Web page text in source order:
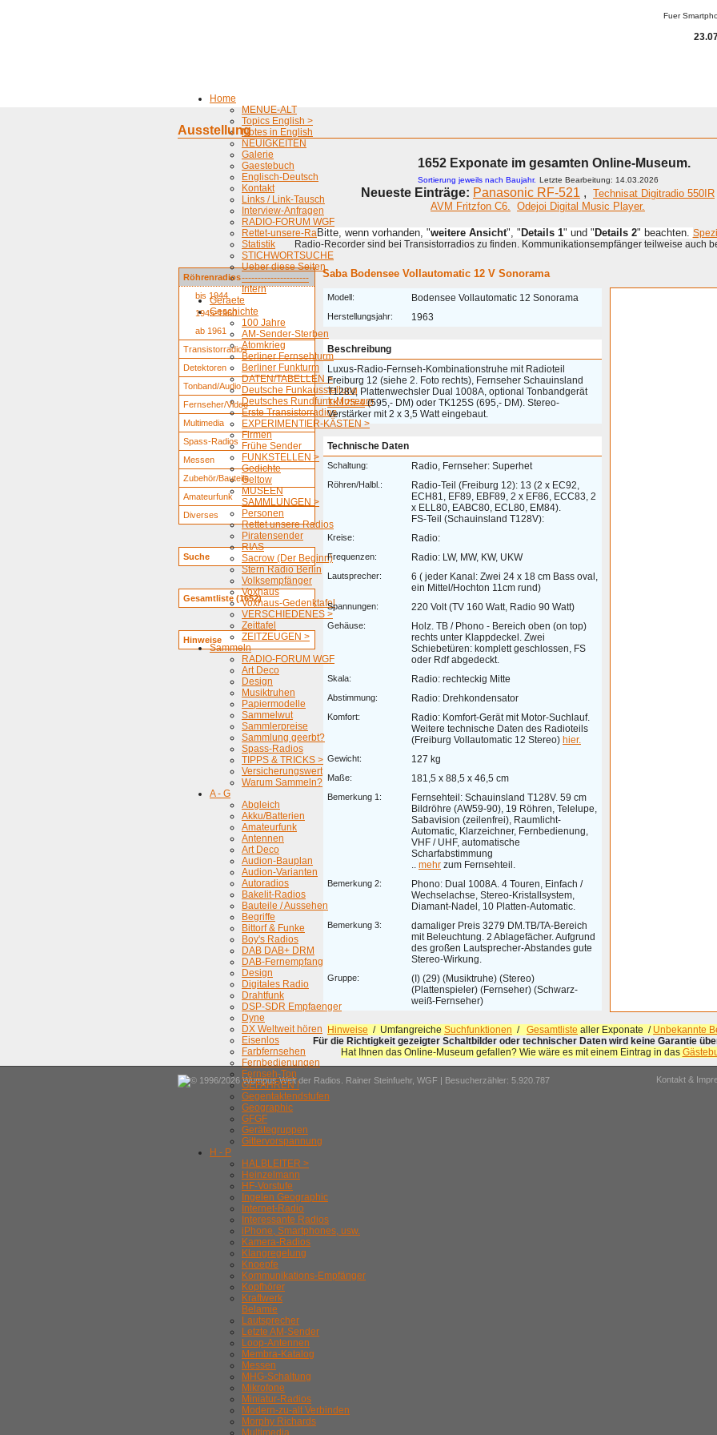
Fuer
Home
MENUE-ALT
Topics English >
Notes in English
NEUIGKEITEN
Galerie
Gaestebuch
Englisch-Deutsch
Kontakt
Links / Link-Tausch
Interview-Anfragen
RADIO-FORUM WGF
Rettet-unsere-Radios
Statistik
STICHWORTSUCHE
Ueber diese Seiten
---------------------
Intern
Geraete
Geschichte
100 Jahre
AM-Sender-Sterben
Atomkrieg
Berliner Fernsehturm
Berliner Funkturm
DATEN/TABELLEN >
Deutsche Funkausstellung
Deutsches Rundfunk-Museum
Erste Transistorradios
EXPERIMENTIER-KÄSTEN >
Firmen
Frühe Sender
FUNKSTELLEN >
Gedichte
Geltow
MUSEEN
SAMMLUNGEN >
Personen
Rettet unsere Radios
Piratensender
RIAS
Sacrow (Der Beginn)
Stern Radio Berlin
Volksempfänger
Voxhaus
Voxhaus-Gedenktafel
VERSCHIEDENES >
Zeittafel
ZEITZEUGEN >
Sammeln
RADIO-FORUM WGF
Art Deco
Design
Musiktruhen
Papiermodelle
Sammelwut
Sammlerpreise
Sammlung geerbt?
Spass-Radios
TIPPS & TRICKS >
Versicherungswert
Warum Sammeln?
A - G
Abgleich
Akku/Batterien
Amateurfunk
Antennen
Art Deco
Audion-Bauplan
Audion-Varianten
Autoradios
Bakelit-Radios
Bauteile / Aussehen
Begriffe
Bittorf & Funke
Boy's Radios
DAB DAB+ DRM
DAB-Fernempfang
Design
Digitales Radio
Drahtfunk
DSP-SDR Empfaenger
Dyne
DX Weltweit hören
Eisenlos
Farbfernsehen
Fernbedienungen
Fernseh-Ton
GEFAHREN !
Gegentaktendstufen
Geographic
GFGF
Gerätegruppen
Gittervorspannung
H - P
HALBLEITER >
Heinzelmann
HF-Vorstufe
Ingelen Geographic
Internet-Radio
Interessante Radios
iPhone, Smartphones, usw.
Kamera-Radios
Klangregelung
Knoepfe
Kommunikations-Empfänger
Kopfhörer
Kraftwerk
Belamie
Lautsprecher
Letzte AM-Sender
Loop-Antennen
Membra-Katalog
Messen
MHG-Schaltung
Mikrofone
Miniatur-Radios
Modern-zu-alt Verbinden
Morphy Richards
Multimedia
Ausstellung
1652 Exponate im gesamten Online-Museum.
Sortierung jeweils nach Baujahr. Letzte Bearbeitung: 14.03.2026
Neueste Einträge: Panasonic RF-521 , Technisat Digitradio 550IR
AVM Fritzfon C6. Odejoi Digital Music Player.
Bitte, wenn vorhanden, "weitere Ansicht", " Details 1" und " Details 2" beachten.
Radio-Recorder sind bei Transistorradios zu finden. Kommunikationsempfänger teilweise auch
Röhrenradios
bis 1944
1945-1960
ab 1961
Transistorradios
Detektoren
Tonband/Audio
Fernseher/Video
Multimedia
Spass-Radios
Messen
Zubehör/Bauteile
Amateurfunk
Diverses
Suche
Gesamtliste (1652)
Hinweise
Saba Bodensee Vollautomatic 12 V Sonorama
Modell: Bodensee Vollautomatic 12 Sonorama
Herstellungsjahr: 1963
Beschreibung
Luxus-Radio-Fernseh-Kombinationstruhe mit Radioteil
Freiburg 12 (siehe 2. Foto rechts), Fernseher Schauinsland
T128V, Plattenwechsler Dual 1008A, optional Tonbandgerät
TK125-4(595,- DM) oder TK125S (695,- DM). Stereo-
Verstärker mit 2 x 3,5 Watt eingebaut.
Technische Daten
Schaltung: Radio, Fernseher: Superhet
Röhren/Halbl.:
Radio-Teil (Freiburg 12): 13 (2 x EC92,
ECH81, EF89, EBF89, 2 x EF86, ECC83, 2
x ELL80, EABC80, ECL80, EM84).
FS-Teil (Schauinsland T128V):
Kreise: Radio:
Frequenzen: Radio: LW, MW, KW, UKW
Lautsprecher:
6 ( jeder Kanal: Zwei 24 x 18 cm Bass oval,
ein Mittel/Hochton 11cm rund)
Spannungen: 220 Volt (TV 160 Watt, Radio 90 Watt)
Gehäuse:
Holz. TB / Phono - Bereich oben (on top)
rechts unter Klappdeckel. Zwei
Schiebetüren: komplett geschlossen, FS
oder Rdf abgedeckt.
Skala: Radio: rechteckig Mitte
Abstimmung: Radio: Drehkondensator
Komfort:
Radio: Komfort-Gerät mit Motor-Suchlauf.
Weitere technische Daten des Radioteils
(Freiburg Vollautomatic 12 Stereo) hier.
Gewicht: 127 kg
Maße: 181,5 x 88,5 x 46,5 cm
Bemerkung 1:
Fernsehteil: Schauinsland T128V. 59 cm
Bildröhre (AW59-90), 19 Röhren, Telelupe,
Sabavision (zeilenfrei), Raumlicht-
Automatic, Klarzeichner, Fernbedienung,
VHF / UHF, automatische
Scharfabstimmung
.. mehr zum Fernsehteil.
Bemerkung 2:
Phono: Dual 1008A. 4 Touren, Einfach /
Wechselachse, Stereo-Kristallsystem,
Diamant-Nadel, 10 Platten-Automatic.
Bemerkung 3:
damaliger Preis 3279 DM.TB/TA-Bereich
mit Beleuchtung. 2 Ablagefächer. Aufgrund
des großen Lautsprecher-Abstandes gute
Stereo-Wirkung.
Gruppe:
(I) (29) (Musiktruhe) (Stereo)
(Plattenspieler) (Fernseher) (Schwarz-
weiß-Fernseher)
Hinweise / Umfangreiche Suchfunktionen / Gesamtliste aller Exponate / Unbekannte
Für die Richtigkeit gezeigter Schaltbilder oder technischer Daten wird keine Garantie
Hat Ihnen das Online-Museum gefallen? Wie wäre es mit einem Eintrag in das
© 1996/2026 Wumpus Welt der Radios. Rainer Steinfuehr, WGF | Besucherzähler: 5.920.787 Kontakt &